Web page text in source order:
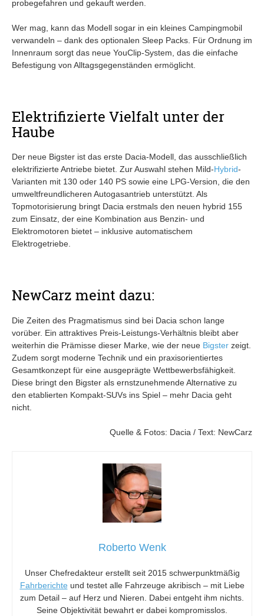
probegefahren und gekauft werden.
Wer mag, kann das Modell sogar in ein kleines Campingmobil
verwandeln – dank des optionalen Sleep Packs. Für Ordnung im
Innenraum sorgt das neue YouClip-System, das die einfache
Befestigung von Alltagsgegenständen ermöglicht.
Elektrifizierte Vielfalt unter der
Haube
Der neue Bigster ist das erste Dacia-Modell, das ausschließlich
elektrifizierte Antriebe bietet. Zur Auswahl stehen Mild-Hybrid-
Varianten mit 130 oder 140 PS sowie eine LPG-Version, die den
umweltfreundlicheren Autogasantrieb unterstützt. Als
Topmotorisierung bringt Dacia erstmals den neuen hybrid 155
zum Einsatz, der eine Kombination aus Benzin- und
Elektromotoren bietet – inklusive automatischem
Elektrogetriebe.
NewCarz meint dazu:
Die Zeiten des Pragmatismus sind bei Dacia schon lange
vorüber. Ein attraktives Preis-Leistungs-Verhältnis bleibt aber
weiterhin die Prämisse dieser Marke, wie der neue Bigster zeigt.
Zudem sorgt moderne Technik und ein praxisorientiertes
Gesamtkonzept für eine ausgeprägte Wettbewerbsfähigkeit.
Diese bringt den Bigster als ernstzunehmende Alternative zu
den etablierten Kompakt-SUVs ins Spiel – mehr Dacia geht
nicht.
Quelle & Fotos: Dacia / Text: NewCarz
Roberto Wenk
Unser Chefredakteur erstellt seit 2015 schwerpunktmäßig
Fahrberichte und testet alle Fahrzeuge akribisch – mit Liebe
zum Detail – auf Herz und Nieren. Dabei entgeht ihm nichts.
Seine Objektivität bewahrt er dabei kompromisslos.